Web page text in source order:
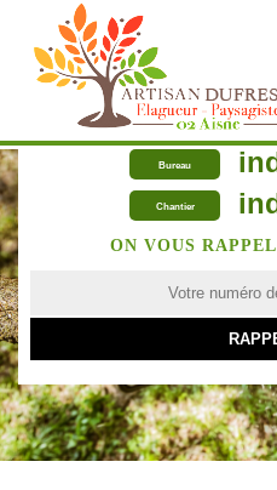
Bureau
Chantier
ON VOUS